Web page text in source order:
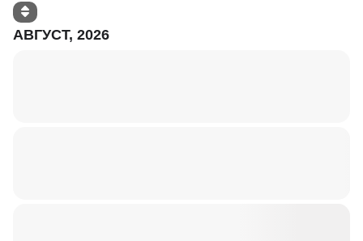
АВГУСТ, 2026